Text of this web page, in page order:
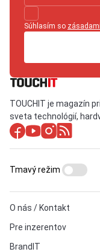
Súhlasím so
TOUCHIT je magazín
sveta technológií,
O nás / Kontakt
Pre inzerentov
BrandIT
Tmavý režim